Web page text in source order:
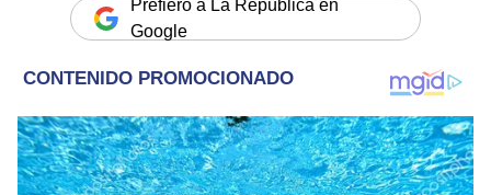
Prefiero a La República en
Google